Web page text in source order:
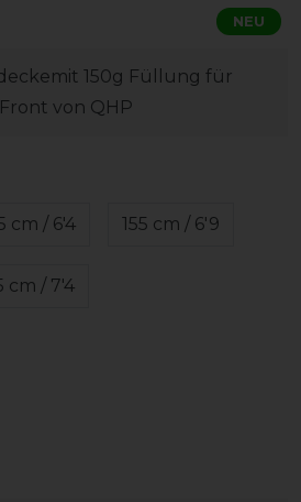
NEU
150g Füllung für
von QHP
cm / 6'4 155 cm / 6'9
cm / 7'4